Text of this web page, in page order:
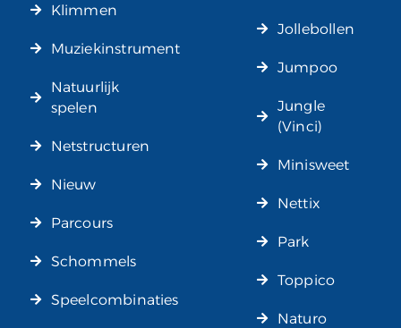
Klimmen
Muziekinstrument
Natuurlijk
spelen
Netstructuren
Nieuw
Parcours
Schommels
Speelcombinaties
Jollebollen
Jumpoo
Jungle
(Vinci)
Minisweet
Nettix
Park
Toppico
Naturo